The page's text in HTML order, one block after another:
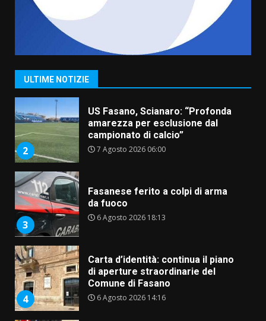
ULTIME NOTIZIE
1
“I Contestatori: Musica di
Rivoluzione”: nuovo
appuntamento con “Fasano in
2
US Fasano, Scianaro: “Profonda
amarezza per esclusione dal
campionato di calcio”
7 Agosto 2026 06:00
3
Fasanese ferito a colpi di arma
da fuoco
6 Agosto 2026 18:13
4
Carta d’identità: continua il piano
di aperture straordinarie del
Comune di Fasano
6 Agosto 2026 14:16